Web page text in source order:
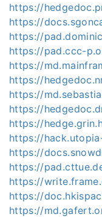
https://
https://
https://
https://pad.ccc-
https://
https://
https://
https://
https://
https://
https://
https://
https://
https://
https://